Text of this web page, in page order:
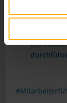
gegen
Ein